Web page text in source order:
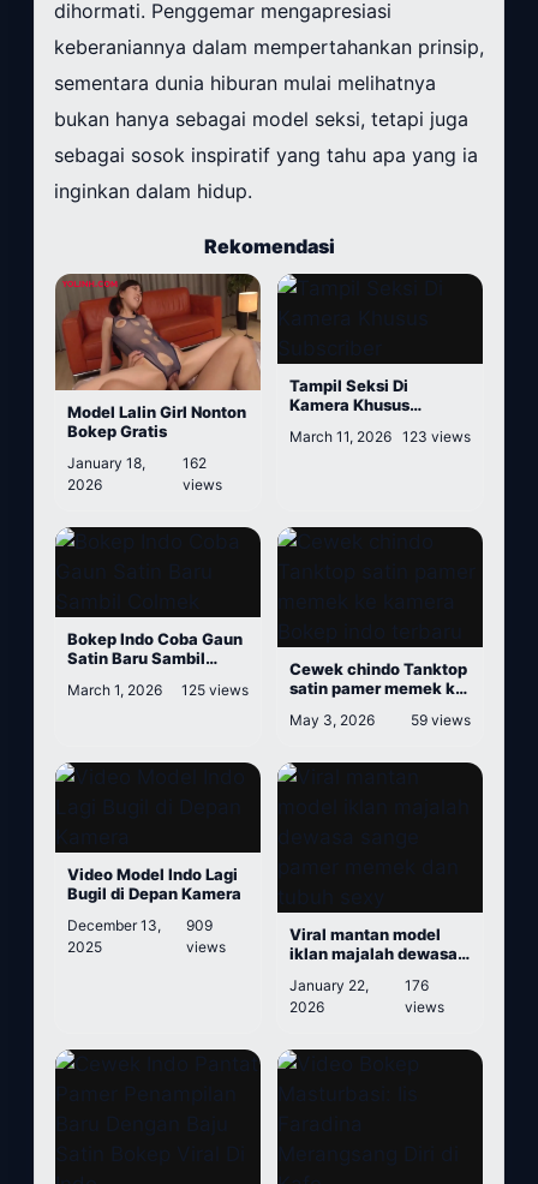
dihormati. Penggemar mengapresiasi
keberaniannya dalam mempertahankan prinsip,
sementara dunia hiburan mulai melihatnya
bukan hanya sebagai model seksi, tetapi juga
sebagai sosok inspiratif yang tahu apa yang ia
inginkan dalam hidup.
Rekomendasi
Model Lalin Girl Nonton
Bokep Gratis
January 18,
2026
162
views
Tampil Seksi Di
Kamera Khusus
March 11, 2026 123 views
Bokep Indo Coba Gaun
Satin Baru Sambil
March 1, 2026 125 views
Cewek chindo Tanktop
satin pamer memek ke
terbaru
May 3, 2026 59 views
Video Model Indo Lagi
Bugil di Depan Kamera
December 13,
2025
909
views
Viral mantan model
iklan majalah dewasa
dan tubuh sexy
January 22,
2026
176
views